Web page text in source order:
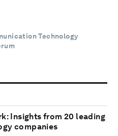
Technology
Insights from 20 leading
companies